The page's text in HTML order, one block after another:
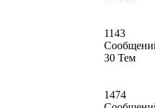
1143
30 Тем
1474